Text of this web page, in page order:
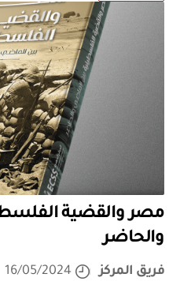
مصر والقضية
والحاضر
فريق المركز
16/05/2024